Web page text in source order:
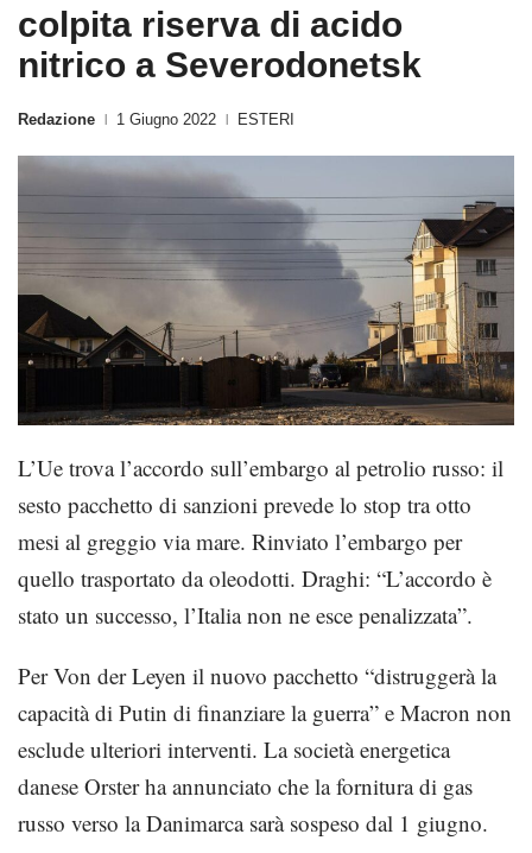
colpita riserva di acido
nitrico a Severodonetsk
Redazione 1 Giugno 2022 ESTERI
L’Ue trova l’accordo sull’embargo al petrolio russo: il
sesto pacchetto di sanzioni prevede lo stop tra otto
mesi al greggio via mare. Rinviato l’embargo per
quello trasportato da oleodotti. Draghi: “L’accordo è
stato un successo, l’Italia non ne esce penalizzata”.
Per Von der Leyen il nuovo pacchetto “distruggerà la
capacità di Putin di finanziare la guerra” e Macron non
esclude ulteriori interventi. La società energetica
danese Orster ha annunciato che la fornitura di gas
russo verso la Danimarca sarà sospeso dal 1 giugno.